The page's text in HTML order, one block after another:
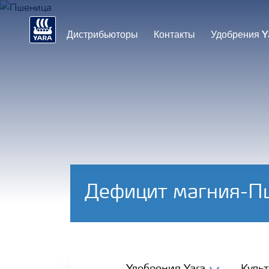
Дистрибьюторы Контакты Удобрения
Дефицит магния-